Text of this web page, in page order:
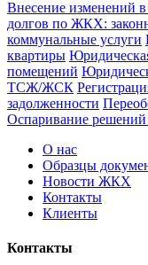
Внесение изменений
долгов по ЖКХ:
коммунальные услуги
квартиры
помещений
ТСЖ/ЖСК
задолженности
Оспаривание
О нас
Образцы
Новости ЖКХ
Контакты
Клиенты
Контакты